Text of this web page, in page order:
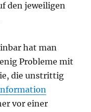
den jeweiligen
hat man
Probleme mit
die unstrittig
vor einer